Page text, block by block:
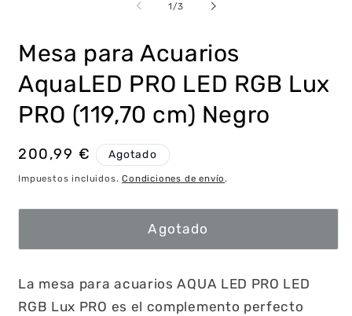
ventana
modal
1 /de
3
Mesa para Acuarios
AquaLED PRO LED RGB Lux
PRO (119,70 cm) Negro
Precio
habitual
200,99 € Agotado
Impuestos incluidos.Condiciones de envío .
Agotado
La mesa para acuarios AQUA LED PRO LED
RGB Lux PRO es el complemento perfecto